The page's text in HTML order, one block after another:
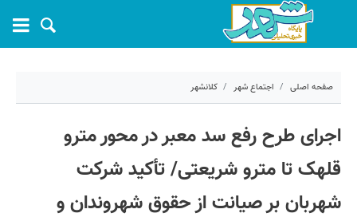
صفحه اصلی اجتماع شهر کلانشهر
کد مطلب: 81945
اجرای طرح رفع سد معبر در محور مترو
قلهک تا مترو شریعتی/ تأکید شرکت
شهربان بر صیانت از حقوق شهروندان و